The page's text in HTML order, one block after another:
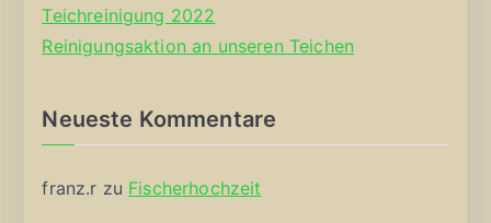
Teichreinigung 2022
Reinigungsaktion an unseren Teichen
Neueste Kommentare
franz.r zu Fischerhochzeit